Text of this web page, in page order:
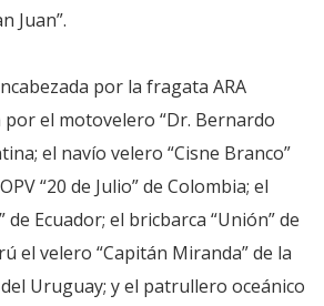
Juan”.
por la fragata ARA
por el motovelero “Dr. Bernardo
el navío velero “Cisne Branco”
“20 de Julio” de Colombia; el
de Ecuador; el bricbarca “Unión” de
el velero “Capitán Miranda” de la
Uruguay; y el patrullero oceánico